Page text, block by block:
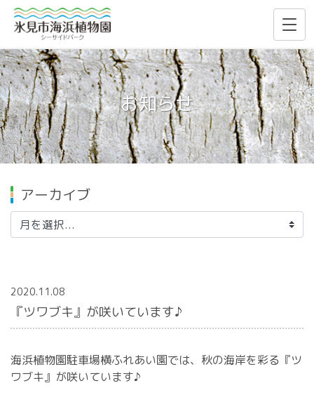
お知らせ
2020.11.08
『ツワブキ』が咲いています♪
海浜植物園駐車場横ふれあい園では、秋の海岸を彩る『ツ
ワブキ』が咲いています♪
アーカイブ